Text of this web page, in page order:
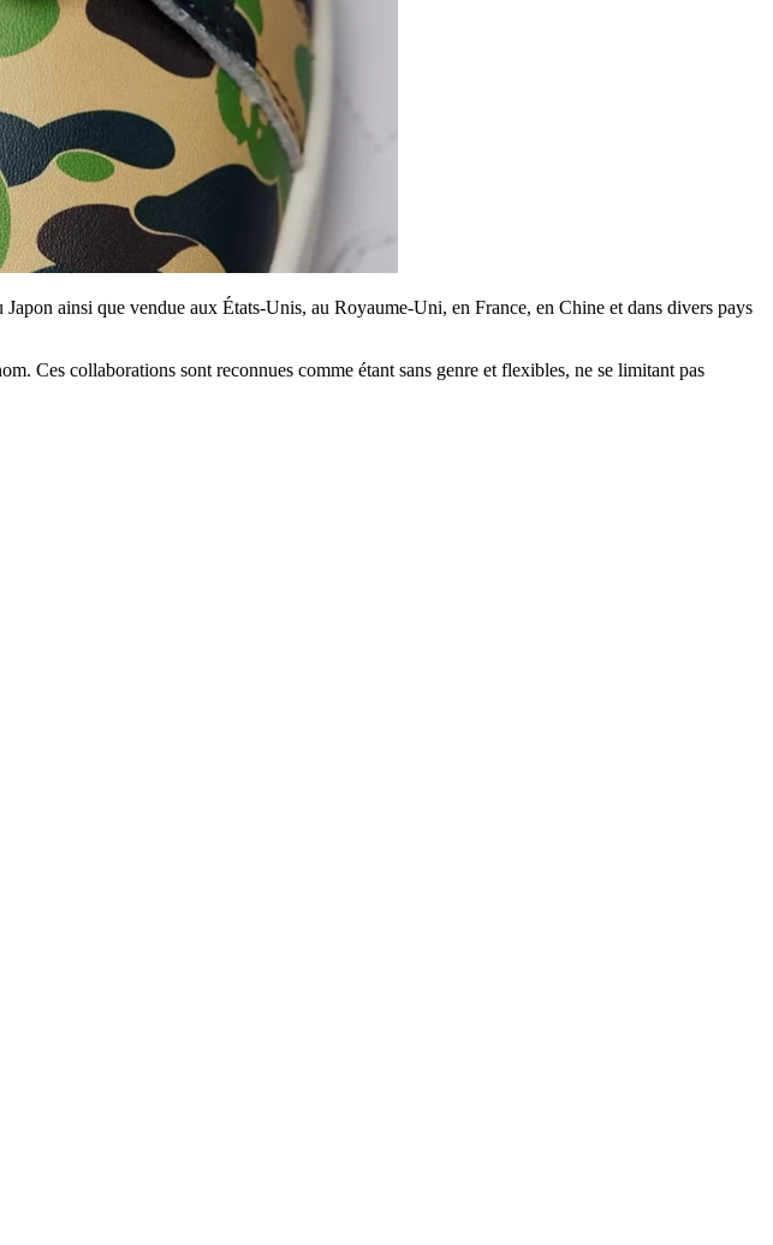
ainsi que vendue aux États-Unis, au Royaume-Uni, en France, en Chine et dans divers pays
Ces collaborations sont reconnues comme étant sans genre et flexibles, ne se limitant pas